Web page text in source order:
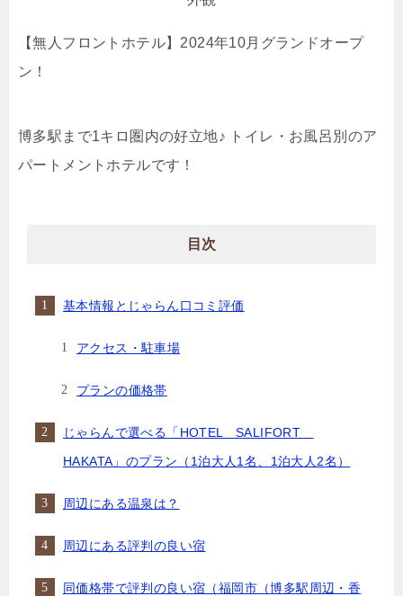
【無人フロントホテル】2024年10月グランドオープ
ン！
博多駅まで1キロ圏内の好立地♪ トイレ・お風呂別のア
パートメントホテルです！
目次
基本情報とじゃらん口コミ評価
アクセス・駐車場
プランの価格帯
じゃらんで選べる「HOTEL SALIFORT
HAKATA」のプラン（1泊大人1名、1泊大人2名）
周辺にある温泉は？
周辺にある評判の良い宿
同価格帯で評判の良い宿（福岡市（博多駅周辺・香